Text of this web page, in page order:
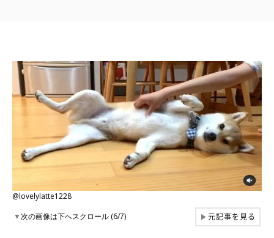
@lovelylatte1228
▼次の画像は下へスクロール (6/7) ▶元記事を見る